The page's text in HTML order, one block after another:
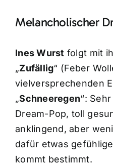
Melancholischer
Ines Wurst folgt mit
„Zufällig“ (Feber
vielversprechenden
„Schneeregen“:
Dream-Pop, toll
anklingend, aber
dafür etwas
kommt bestimmt.